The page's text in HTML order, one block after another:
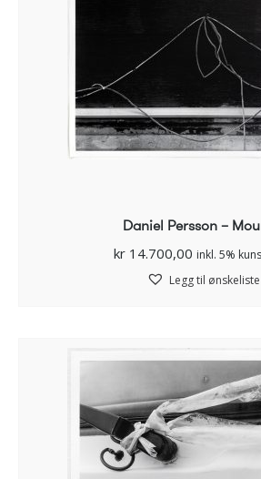
Daniel Persson –
kr14.700,00 inkl. 5%
Legg til ønskeliste